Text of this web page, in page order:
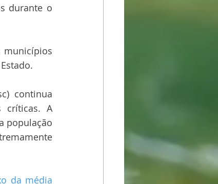
durante o
municípios
continua
críticas. A
população
da média